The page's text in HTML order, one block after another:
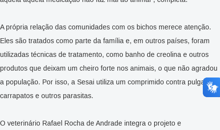
A própria relação das comunidades com os bichos merece atenção.
Eles são tratados como parte da família e, em outros países, foram
utilizadas técnicas de tratamento, como banho de creolina e outros
produtos que deixam um cheiro forte nos animais, o que não agradou
a população. Por isso, a Sesai utiliza um comprimido contra pulgas,
carrapatos e outros parasitas.
O veterinário Rafael Rocha de Andrade integra o projeto e